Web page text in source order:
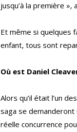
jusqu’à la première »,
Et même si quelques
enfant, tous sont
Où est Daniel
Alors qu’il était l’un
saga se demanderont
réelle concurrence